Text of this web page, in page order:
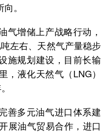
。
增储上产战略行动，
左右、天然气产量稳步
施规划建设，目前长输
，液化天然气（LNG）
多元油气进口体系建
展油气贸易合作，进口